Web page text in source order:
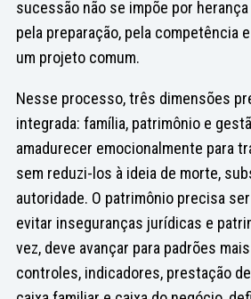
sucessão não se impõe por
pela preparação, pela competência
um projeto comum.
Nesse processo, três dimensões
integrada: família, patrimônio e
amadurecer emocionalmente para
sem reduzi-los à ideia de morte,
autoridade. O patrimônio precisa
evitar inseguranças jurídicas e
vez, deve avançar para padrões
controles, indicadores, prestação